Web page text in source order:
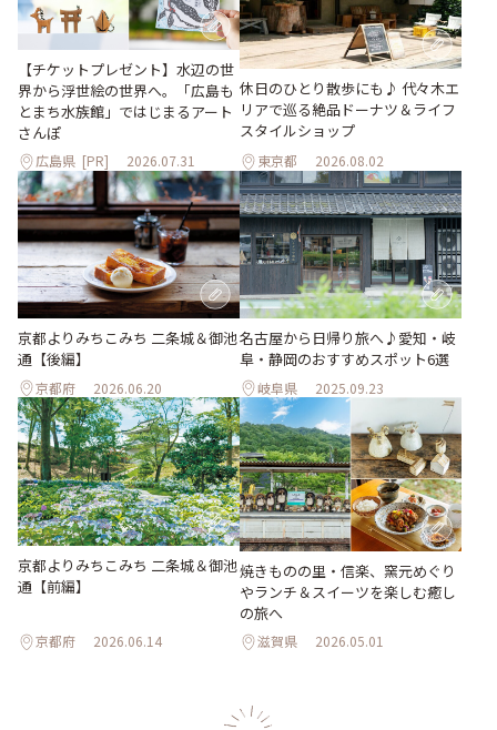
【チケットプレゼント】水辺の世
界から浮世絵の世界へ。「広島も
とまち水族館」ではじまるアート
さんぽ
広島県 [PR] 2026.07.31
休日のひとり散歩にも♪ 代々木エ
リアで巡る絶品ドーナツ＆ライフ
スタイルショップ
東京都 2026.08.02
京都よりみちこみち 二条城＆御池
通【後編】
京都府 2026.06.20
名古屋から日帰り旅へ♪愛知・岐
阜・静岡のおすすめスポット6選
岐阜県 2025.09.23
京都よりみちこみち 二条城＆御池
通【前編】
京都府 2026.06.14
焼きものの里・信楽、窯元めぐり
やランチ＆スイーツを楽しむ癒し
の旅へ
滋賀県 2026.05.01